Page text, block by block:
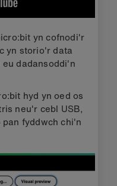
yn cofnodi'r
yn storio'r data
dadansoddi'n
hyd yn oed os
neu'r cebl USB,
fyddwch chi'n